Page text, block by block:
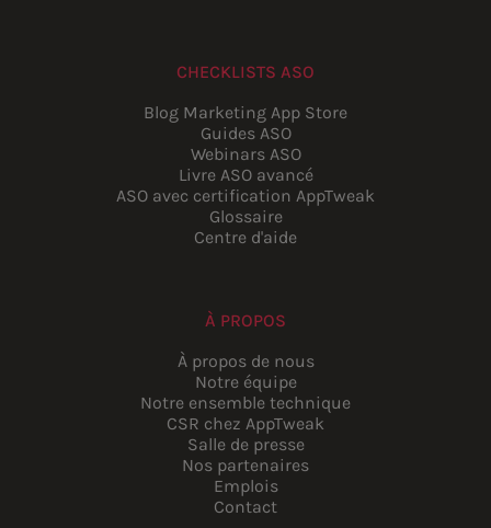
CHECKLISTS ASO
Blog Marketing App Store
Guides ASO
Webinars ASO
Livre ASO avancé
ASO avec certification AppTweak
Glossaire
Centre d'aide
À PROPOS
À propos de nous
Notre équipe
Notre ensemble technique
CSR chez AppTweak
Salle de presse
Nos partenaires
Emplois
Contact